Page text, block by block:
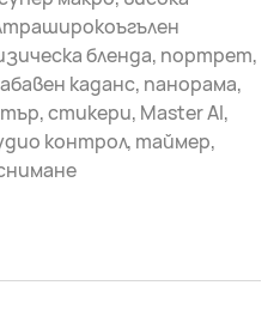
бленда, портрет,
каданс, панорама,
стикери, Master AI,
контрол, таймер,